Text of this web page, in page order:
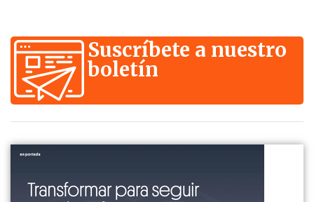
Suscríbete a nuestro
boletín